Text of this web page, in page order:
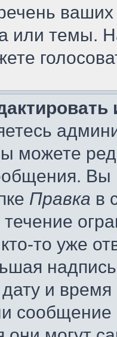
ваших
или темы.
можете
Вы
Правка в
течение
то уже
и